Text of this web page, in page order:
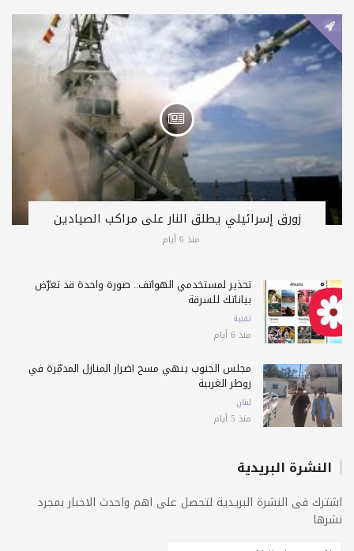
زورق إسرائيلي يطلق النار على مراكب الصيادين
منذ 6 أيام
تحذير لمستخدمي الهواتف.. صورة واحدة قد تعرّض
بياناتك للسرقة
تقنية
منذ 6 أيام
مجلس الجنوب ينهي مسح أضرار المنازل المدمّرة في
زوطر الغربية
لبنان
منذ 5 أيام
النشرة البريدية
اشترك فى النشرة البريدية لتحصل على اهم واحدث الاخبار بمجرد
نشرها